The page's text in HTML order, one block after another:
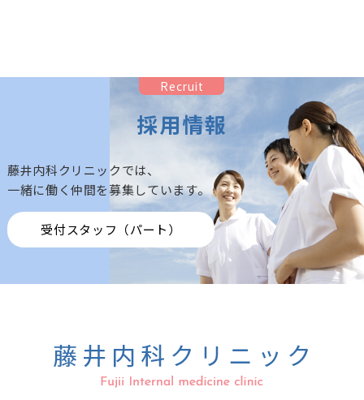
Recruit
採用情報
藤井内科クリニックでは、
一緒に働く仲間を募集しています。
受付スタッフ（パート）